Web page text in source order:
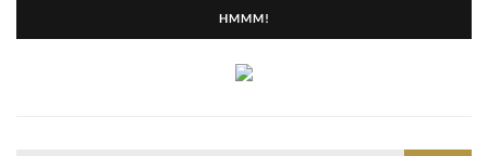
HMMM!